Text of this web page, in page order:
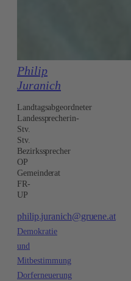
Philip
Juranich
Landtagsabgeordneter
Landessprecherin-
Stv.
Stv.
Bezirkssprecher
OP
Gemeinderat
FR-
UP
philip.juranich@gruene.at
Demokratie
und
Mitbestimmung
Dorferneuerung